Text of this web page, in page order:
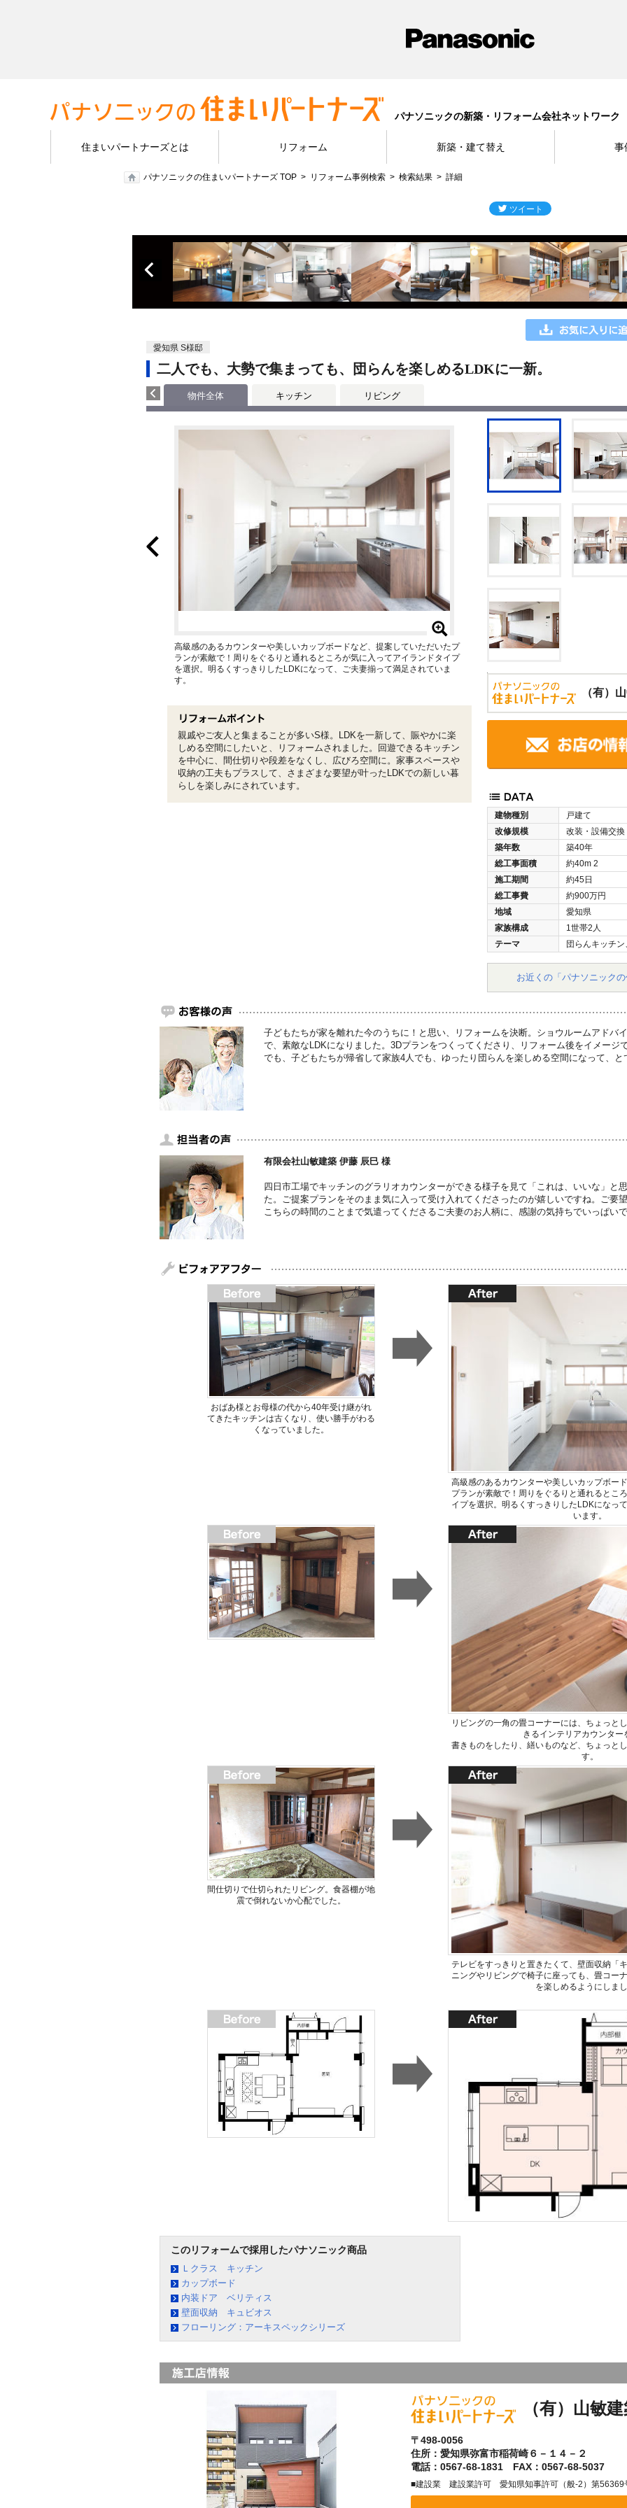
パナソニックの新築・リフォーム会社ネットワーク
住まいパートナーズとは リフォーム 新築・建て替え 事
パナソニックの住まいパートナーズ TOP リフォーム事例検索 検索結果 詳細
愛知県 S様邸
二人でも、大勢で集まっても、団らんを楽しめるLDKに一新。
物件全体 キッチン リビング
（有）
建物種別
戸建て
改修規模
改装・設備交換
築年数
築40年
総工事面積
約40m 2
施工期間
約45日
総工事費
約900万円
地域
愛知県
家族構成
1世帯2人
テーマ
団らんキッチ
お近くの「パナソニック
高級感のあるカウンターや美しいカップボードなど、提案していただいたプ
ランが素敵で！周りをぐるりと通れるところが気に入ってアイランドタイプ
を選択。明るくすっきりしたLDKになって、ご夫妻揃って満足されていま
す。
親戚やご友人と集まることが多いS様。LDKを一新して、賑やかに楽
しめる空間にしたいと、リフォームされました。回遊できるキッチン
を中心に、間仕切りや段差をなくし、広びろ空間に。家事スペースや
収納の工夫もプラスして、さまざまな要望が叶ったLDKでの新しい暮
らしを楽しみにされています。
子どもたちが家を離れた今のうちに！と思い、リフォームを決断。ショウルームアドバ
で、素敵なLDKになりました。3Dプランをつくってくださり、リフォーム後をイメージ
でも、子どもたちが帰省して家族4人でも、ゆったり団らんを楽しめる空間になって、と
有限会社山敏建築 伊藤 辰巳 様
四日市工場でキッチンのグラリオカウンターができる様子を見て「これは、いいな」と
た。ご提案プランをそのまま気に入って受け入れてくださったのが嬉しいですね。ご要
こちらの時間のことまで気遣ってくださるご夫妻のお人柄に、感謝の気持ちでいっぱい
おばあ様とお母様の代から40年受け継がれ
てきたキッチンは古くなり、使い勝手がわる
くなっていました。
高級感のあるカウンターや美しいカップボー
プランが素敵で！周りをぐるりと通れるとこ
イプを選択。明るくすっきりしたLDKになっ
います。
リビングの一角の畳コーナーには、ちょっと
きるインテリアカウンター
書きものをしたり、繕いものなど、ちょっと
す。
間仕切りで仕切られたリビング。食器棚が地
震で倒れないか心配でした。
テレビをすっきりと置きたくて、壁面収納「
ニングやリビングで椅子に座っても、畳コー
を楽しめるようにしま
このリフォームで採用したパナソニック商品
Ｌクラス キッチン
カップボード
内装ドア ベリティス
壁面収納 キュビオス
フローリング：アーキスペックシリーズ
（有）山敏
〒498-0056
住所：愛知県弥富市稲荷崎６－１４－２
電話：0567-68-1831 FAX：0567-68-5037
■建設業 建設業許可 愛知県知事許可（般-2）第56369